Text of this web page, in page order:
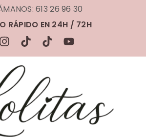
613 26 96 30
RÁPIDO EN 24H / 72H